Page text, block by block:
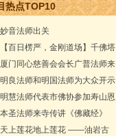
热点TOP10
妙音法师出关
【百日楞严，金刚道场】千佛塔
厦门同心慈善会会长广普法师来
明良法师和明国法师为大众开示
明慧法师代表市佛协参加寿山恩
本圣法师来寺传讲《佛藏经》
天上莲花地上莲花 ——油岩古